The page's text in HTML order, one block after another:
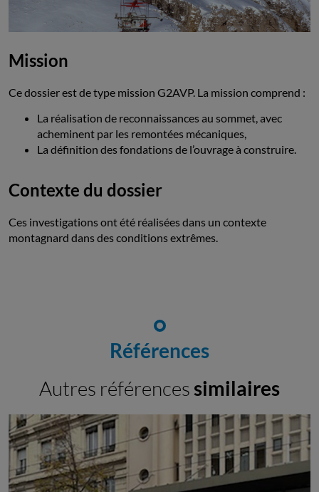
Mission
Ce dossier est de type mission G2AVP. La mission comprend :
La réalisation de reconnaissances au sommet, avec
acheminent par les remontées mécaniques,
La définition des fondations de l’ouvrage à construire.
Contexte du dossier
Ces investigations ont été réalisées dans un contexte
montagnard dans des conditions extrêmes.
Références
Autres références similaires